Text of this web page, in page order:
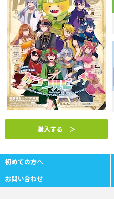
購入する ＞
初めての方へ
お問い合わせ